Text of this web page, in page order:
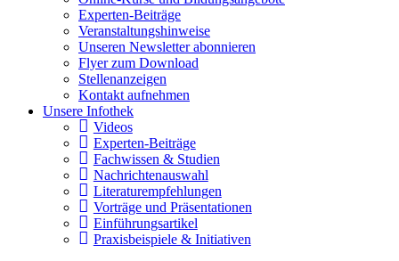
Experten-Beiträge
Veranstaltungshinweise
Unseren Newsletter abonnieren
Flyer zum Download
Stellenanzeigen
Kontakt aufnehmen
Unsere Infothek
Videos
Experten-Beiträge
Fachwissen & Studien
Nachrichtenauswahl
Literaturempfehlungen
Vorträge und Präsentationen
Einführungsartikel
Praxisbeispiele & Initiativen